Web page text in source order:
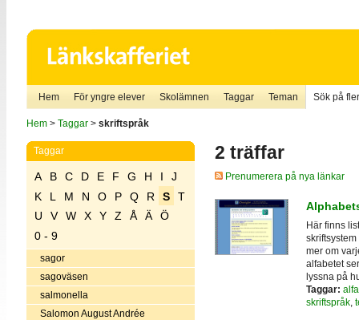
Hem För yngre elever Skolämnen Taggar Teman Sök på
Hem> Taggar> skriftspråk
Taggar
A B C D E F G H I
J
K
L M N O P Q R S
T
U
V W X Y Z Å Ä
Ö
0 - 9
sagor
sagoväsen
salmonella
Salomon August Andrée
2 träffar
Prenumerera på nya länkar
Här finns
mer om
alfabetet
lyssna på
Taggar:
skriftspråk,